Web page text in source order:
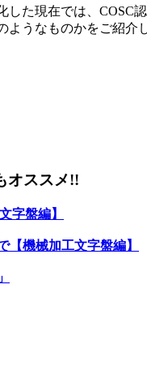
した現在では、
うなものかをご紹介
オススメ!!
字盤編】
【機械加工文字盤編】